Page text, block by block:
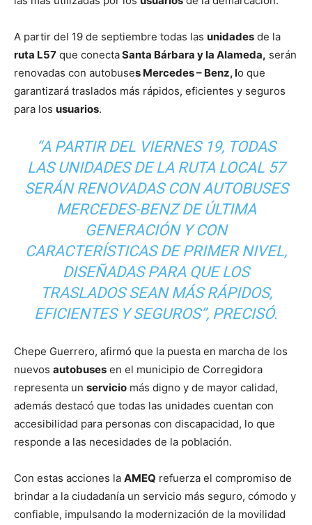
A partir del 19 de septiembre todas las unidades de la
ruta L57 que conectaSanta Bárbara y la Alameda, serán
renovadas con autobuses Mercedes – Benz, lo que
garantizará traslados más rápidos, eficientes y seguros
para los usuarios.
“A PARTIR DEL VIERNES 19, TODAS
LAS UNIDADES DE LA RUTA LOCAL 57
SERÁN RENOVADAS CON AUTOBUSES
MERCEDES-BENZ DE ÚLTIMA
GENERACIÓN Y CON
CARACTERÍSTICAS DE PRIMER NIVEL,
DISEÑADAS PARA QUE LOS
TRASLADOS SEAN MÁS RÁPIDOS,
EFICIENTES Y SEGUROS”, PRECISÓ.
Chepe Guerrero, afirmó que la puesta en marcha de los
nuevos autobuses en el municipio de Corregidora
representa un servicio más digno y de mayor calidad,
además destacó que todas las unidades cuentan con
accesibilidad para personas con discapacidad, lo que
responde a las necesidades de la población.
Con estas acciones la AMEQ refuerza el compromiso de
brindar a la ciudadanía un servicio más seguro, cómodo y
confiable, impulsando la modernización de la movilidad